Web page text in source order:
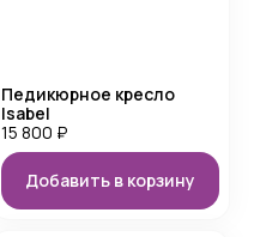
Педикюрное кресло
Isabel
15 800 ₽
Добавить в корзину